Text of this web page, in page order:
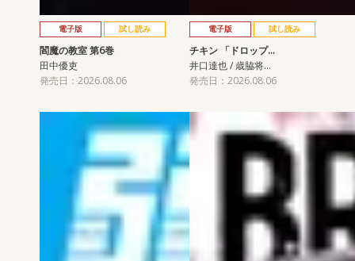
電子版 試し読み
閻魔の教室 第6巻
田中優吏
発売日：2026.08.06
電子版 試し読み
チキン 「ドロップ…
井口達也 / 歳脇将…
発売日：2026.08.06